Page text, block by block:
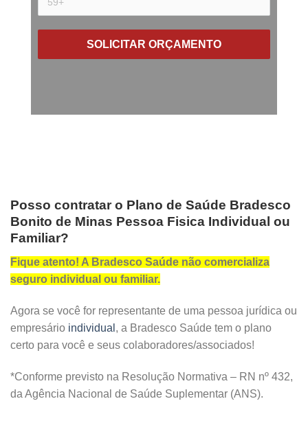
SOLICITAR ORÇAMENTO
Posso contratar o Plano de Saúde Bradesco
Bonito de Minas Pessoa Fisica Individual ou
Familiar?
Fique atento! A Bradesco Saúde não comercializa
seguro individual ou familiar.
Agora se você for representante de uma pessoa jurídica ou
empresário individual , a Bradesco Saúde tem o plano
certo para você e seus colaboradores/associados!
*Conforme previsto na Resolução Normativa – RN nº 432,
da Agência Nacional de Saúde Suplementar (ANS).